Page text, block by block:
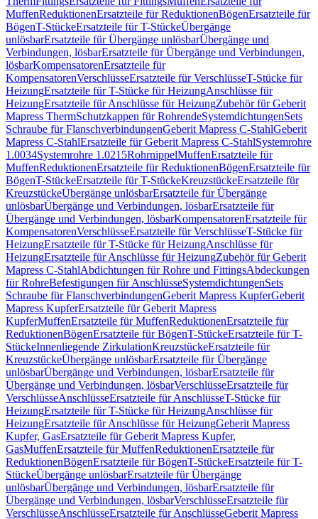
MuffenReduktionenErsatzteile für ReduktionenBögenErsatzteile für
BögenT-StückeErsatzteile für T-StückeÜbergänge
unlösbarErsatzteile für Übergänge unlösbarÜbergänge und
Verbindungen, lösbarErsatzteile für Übergänge und Verbindungen,
lösbarKompensatorenErsatzteile für
KompensatorenVerschlüsseErsatzteile für VerschlüsseT-Stücke für
HeizungErsatzteile für T-Stücke für HeizungAnschlüsse für
HeizungErsatzteile für Anschlüsse für HeizungZubehör für Geberit
Mapress ThermSchutzkappen für RohrendeSystemdichtungenSets
Schraube für FlanschverbindungenGeberit Mapress C-StahlGeberit
Mapress C-StahlErsatzteile für Geberit Mapress C-StahlSystemrohre
1.0034Systemrohre 1.0215RohrnippelMuffenErsatzteile für
MuffenReduktionenErsatzteile für ReduktionenBögenErsatzteile für
BögenT-StückeErsatzteile für T-StückeKreuzstückeErsatzteile für
KreuzstückeÜbergänge unlösbarErsatzteile für Übergänge
unlösbarÜbergänge und Verbindungen, lösbarErsatzteile für
Übergänge und Verbindungen, lösbarKompensatorenErsatzteile für
KompensatorenVerschlüsseErsatzteile für VerschlüsseT-Stücke für
HeizungErsatzteile für T-Stücke für HeizungAnschlüsse für
HeizungErsatzteile für Anschlüsse für HeizungZubehör für Geberit
Mapress C-StahlAbdichtungen für Rohre und FittingsAbdeckungen
für RohreBefestigungen für AnschlüsseSystemdichtungenSets
Schraube für FlanschverbindungenGeberit Mapress KupferGeberit
Mapress KupferErsatzteile für Geberit Mapress
KupferMuffenErsatzteile für MuffenReduktionenErsatzteile für
ReduktionenBögenErsatzteile für BögenT-StückeErsatzteile für T-
StückeInnenliegende ZirkulationKreuzstückeErsatzteile für
KreuzstückeÜbergänge unlösbarErsatzteile für Übergänge
unlösbarÜbergänge und Verbindungen, lösbarErsatzteile für
Übergänge und Verbindungen, lösbarVerschlüsseErsatzteile für
VerschlüsseAnschlüsseErsatzteile für AnschlüsseT-Stücke für
HeizungErsatzteile für T-Stücke für HeizungAnschlüsse für
HeizungErsatzteile für Anschlüsse für HeizungGeberit Mapress
Kupfer, GasErsatzteile für Geberit Mapress Kupfer,
GasMuffenErsatzteile für MuffenReduktionenErsatzteile für
ReduktionenBögenErsatzteile für BögenT-StückeErsatzteile für T-
StückeÜbergänge unlösbarErsatzteile für Übergänge
unlösbarÜbergänge und Verbindungen, lösbarErsatzteile für
Übergänge und Verbindungen, lösbarVerschlüsseErsatzteile für
VerschlüsseAnschlüsseErsatzteile für AnschlüsseGeberit Mapress